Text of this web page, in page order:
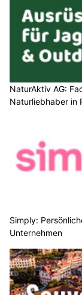
NaturAktiv AG:
Naturliebhaber in
Simply:
Unternehmen